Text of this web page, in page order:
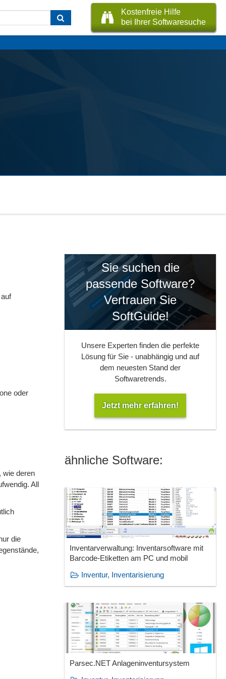
Kostenfreie Hilfe
bei Ihrer Softwaresuche
oder
wie deren
All
die
Sie suchen die
passende Software?
Vertrauen Sie
SoftGuide!
Unsere Experten finden die perfekte
Lösung für Sie - unabhängig und auf
dem neuesten Stand der
Softwaretrends.
Jetzt mehr erfahren!
ähnliche Software:
Inventarverwaltung: Inventarsoftware mit
Barcode-Etiketten am PC und mobil
Inventur, Inventarisierung
Parsec.NET Anlageninventursystem